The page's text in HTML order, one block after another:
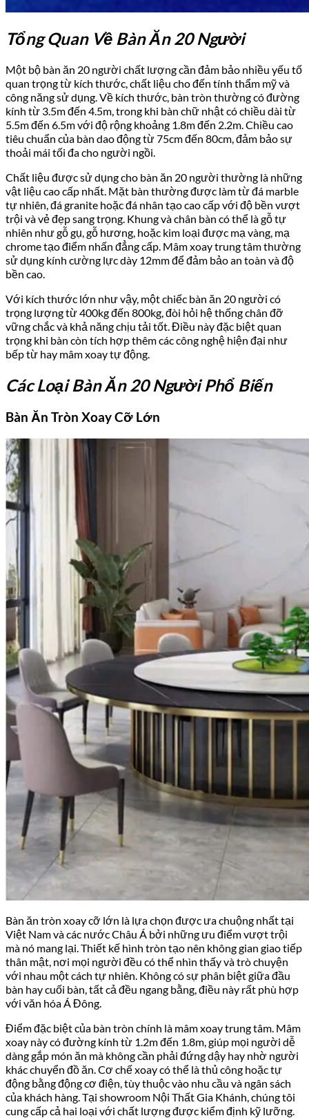
Tổng Quan Về Bàn Ăn 20 Người
Một bộ bàn ăn 20 người chất lượng cần đảm bảo nhiều yếu tố
quan trọng từ kích thước, chất liệu cho đến tính thẩm mỹ và
công năng sử dụng. Về kích thước, bàn tròn thường có đường
kính từ 3.5m đến 4.5m, trong khi bàn chữ nhật có chiều dài từ
5.5m đến 6.5m với độ rộng khoảng 1.8m đến 2.2m. Chiều cao
tiêu chuẩn của bàn dao động từ 75cm đến 80cm, đảm bảo sự
thoải mái tối đa cho người ngồi.
Chất liệu được sử dụng cho bàn ăn 20 người thường là những
vật liệu cao cấp nhất. Mặt bàn thường được làm từ đá marble
tự nhiên, đá granite hoặc đá nhân tạo cao cấp với độ bền vượt
trội và vẻ đẹp sang trọng. Khung và chân bàn có thể là gỗ tự
nhiên như gỗ gụ, gỗ hương, hoặc kim loại được mạ vàng, mạ
chrome tạo điểm nhấn đẳng cấp. Mâm xoay trung tâm thường
sử dụng kính cường lực dày 12mm để đảm bảo an toàn và độ
bền cao.
Với kích thước lớn như vậy, một chiếc bàn ăn 20 người có
trọng lượng từ 400kg đến 800kg, đòi hỏi hệ thống chân đỡ
vững chắc và khả năng chịu tải tốt. Điều này đặc biệt quan
trọng khi bàn còn tích hợp thêm các công nghệ hiện đại như
bếp từ hay mâm xoay tự động.
Các Loại Bàn Ăn 20 Người Phổ Biến
Bàn Ăn Tròn Xoay Cỡ Lớn
Bàn ăn tròn xoay cỡ lớn là lựa chọn được ưa chuộng nhất tại
Việt Nam và các nước Châu Á bởi những ưu điểm vượt trội
mà nó mang lại. Thiết kế hình tròn tạo nên không gian giao tiếp
thân mật, nơi mọi người đều có thể nhìn thấy và trò chuyện
với nhau một cách tự nhiên. Không có sự phân biệt giữa đầu
bàn hay cuối bàn, tất cả đều ngang bằng, điều này rất phù hợp
với văn hóa Á Đông.
Điểm đặc biệt của bàn tròn chính là mâm xoay trung tâm. Mâm
xoay này có đường kính từ 1.2m đến 1.8m, giúp mọi người dễ
dàng gắp món ăn mà không cần phải đứng dậy hay nhờ người
khác chuyển đồ ăn. Cơ chế xoay có thể là thủ công hoặc tự
động bằng động cơ điện, tùy thuộc vào nhu cầu và ngân sách
của khách hàng. Tại showroom Nội Thất Gia Khánh , chúng tôi
cung cấp cả hai loại với chất lượng được kiểm định kỹ lưỡng.